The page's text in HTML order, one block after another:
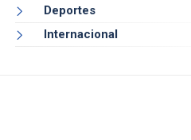
Deportes
Internacional